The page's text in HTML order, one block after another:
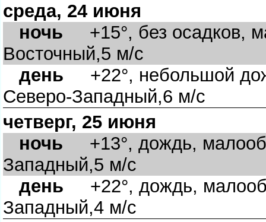
среда, 24 июня
ночь +15°, без осадков,
Восточный,5 м/с
день +22°, небольшой
Северо-Западный,6 м/с
четверг, 25 июня
ночь +13°, дождь,
Западный,5 м/с
день +22°, дождь,
Западный,4 м/с